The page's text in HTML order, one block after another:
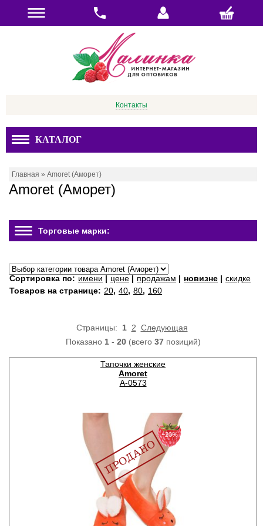
Контакты
КАТАЛОГ
Главная » Amoret (Аморет)
Amoret (Аморет)
Торговые марки:
Сортировка по: имени | цене | продажам | новизне | скидке
Товаров на странице: 20, 40, 80, 160
Страницы: 1 2 Следующая
Показано 1- 20(всего 37позиций)
Тапочки женские
Amoret
A-0573
−20%